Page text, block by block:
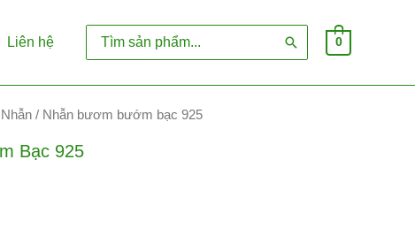
Liên hệ
Search
for:
0
Nhẫn / Nhẫn bươm bướm bạc 925
Bạc 925